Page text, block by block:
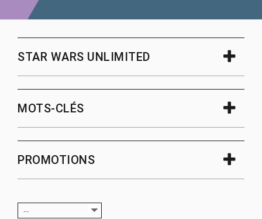
STAR WARS UNLIMITED
MOTS-CLÉS
PROMOTIONS
--